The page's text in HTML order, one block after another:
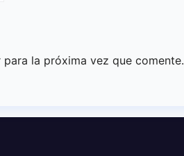
la próxima vez que comente.